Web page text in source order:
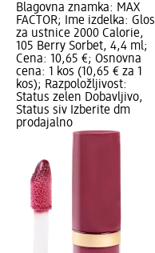
Blagovna znamka: MAX
FACTOR; Ime izdelka: Glos
za ustnice 2000 Calorie,
105 Berry Sorbet, 4,4 ml;
Cena: 10,65 €; Osnovna
cena: 1 kos (10,65 € za 1
kos); Razpoložljivost:
Status zelen Dobavljivo,
Status siv Izberite dm
prodajalno